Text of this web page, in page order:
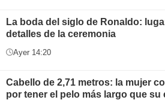
La boda del siglo de Ronaldo:
detalles de la ceremonia
Ayer 14:20
Cabello de 2,71 metros: la mujer
por tener el pelo más largo que su